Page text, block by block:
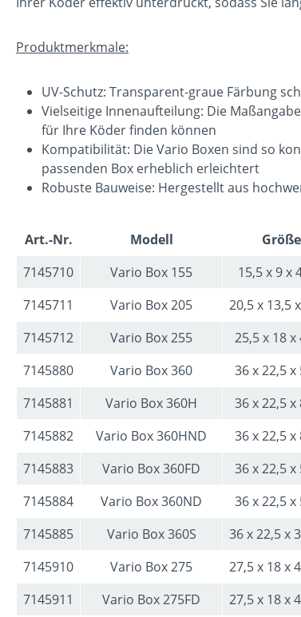
Produktmerkmale:
UV-Schutz: Transparent-graue Färbung
Vielseitige Innenaufteilung: Die
für Ihre Köder finden können
Kompatibilität: Die Vario Boxen sind so
passenden Box erheblich erleichtert
Robuste Bauweise: Hergestellt aus
Art.-Nr. Modell
Größe
7145710
Vario Box 155
15,5 x 9 x
7145711
Vario Box 205
20,5 x 13,5
7145712
Vario Box 255
25,5 x 18 x
7145880
Vario Box 360
36 x 22,5 x
7145881
Vario Box 360H
36 x 22,5 x
7145882
Vario Box 360HND
36 x 22,5 x
7145883
Vario Box 360FD
36 x 22,5 x
7145884
Vario Box 360ND
36 x 22,5 x
7145885
Vario Box 360S
36 x 22,5 x
7145910
Vario Box 275
27,5 x 18 x
7145911
Vario Box 275FD
27,5 x 18 x